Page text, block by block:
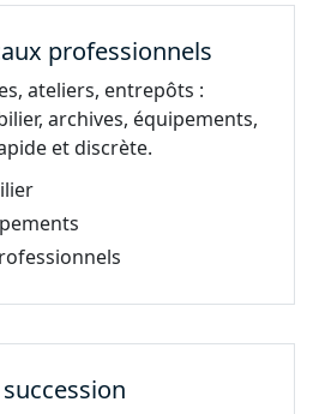
professionnels
ateliers, entrepôts :
archives, équipements,
et discrète.